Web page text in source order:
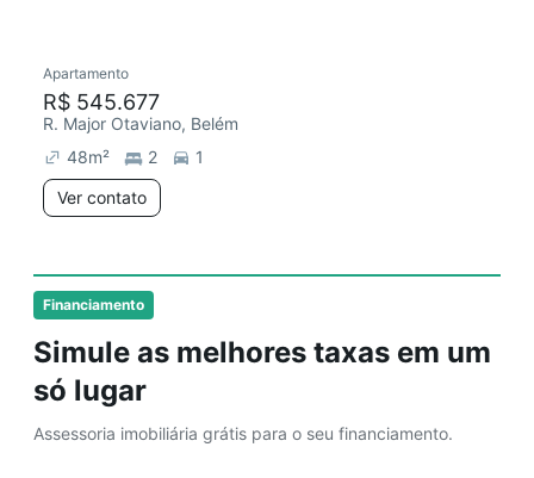
Financiamento
Simule as melhores taxas em um
só lugar
Assessoria imobiliária grátis para o seu financiamento.
Apartamento
R$ 545.677
R. Major Otaviano, Belém
48m² 2
1
Ver contato